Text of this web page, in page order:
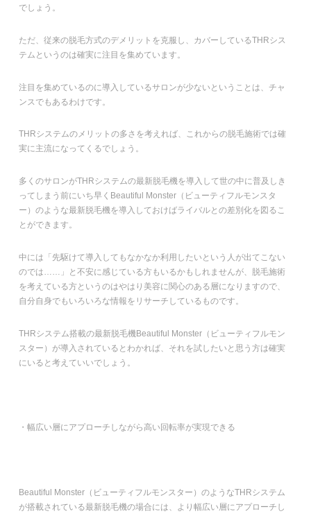
でしょう。
ただ、従来の脱毛方式のデメリットを克服し、カバーしているTHRシス
テムというのは確実に注目を集めています。
注目を集めているのに導入しているサロンが少ないということは、チャ
ンスでもあるわけです。
THRシステムのメリットの多さを考えれば、これからの脱毛施術では確
実に主流になってくるでしょう。
多くのサロンがTHRシステムの最新脱毛機を導入して世の中に普及しき
ってしまう前にいち早くBeautiful Monster（ビューティフルモンスタ
ー）のような最新脱毛機を導入しておけばライバルとの差別化を図るこ
とができます。
中には「先駆けて導入してもなかなか利用したいという人が出てこない
のでは……」と不安に感じている方もいるかもしれませんが、脱毛施術
を考えている方というのはやはり美容に関心のある層になりますので、
自分自身でもいろいろな情報をリサーチしているものです。
THRシステム搭載の最新脱毛機Beautiful Monster（ビューティフルモン
スター）が導入されているとわかれば、それを試したいと思う方は確実
にいると考えていいでしょう。
・幅広い層にアプローチしながら高い回転率が実現できる
Beautiful Monster（ビューティフルモンスター）のようなTHRシステム
が搭載されている最新脱毛機の場合には、より幅広い層にアプローチし